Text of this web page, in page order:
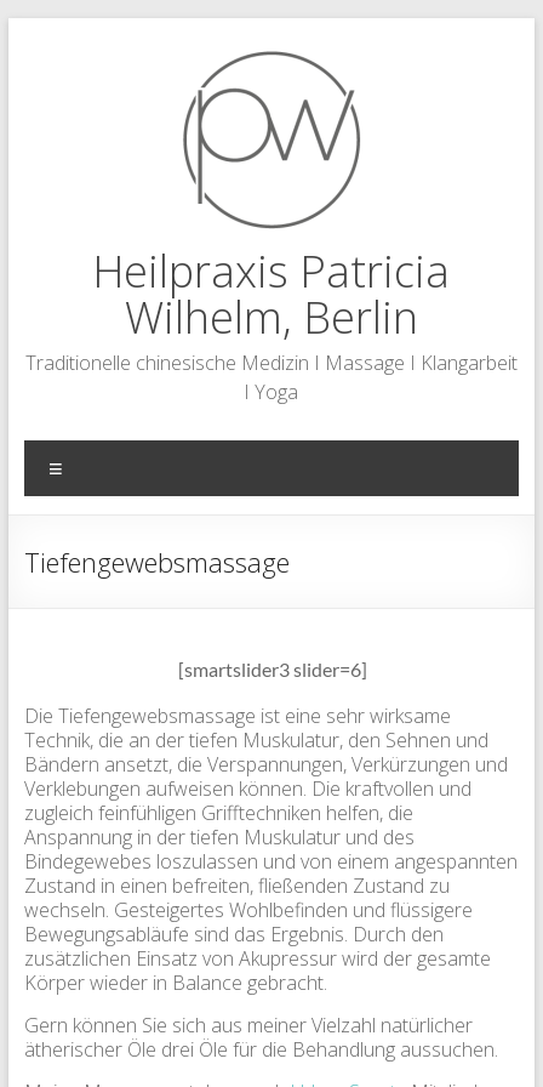
Heilpraxis Patricia
Wilhelm, Berlin
Traditionelle chinesische Medizin I Massage I Klangarbeit
I Yoga
Tiefengewebsmassage
[smartslider3 slider=6]
Die Tiefengewebsmassage ist eine sehr wirksame
Technik, die an der tiefen Muskulatur, den Sehnen und
Bändern ansetzt, die Verspannungen, Verkürzungen und
Verklebungen aufweisen können. Die kraftvollen und
zugleich feinfühligen Grifftechniken helfen, die
Anspannung in der tiefen Muskulatur und des
Bindegewebes loszulassen und von einem angespannten
Zustand in einen befreiten, fließenden Zustand zu
wechseln. Gesteigertes Wohlbefinden und flüssigere
Bewegungsabläufe sind das Ergebnis. Durch den
zusätzlichen Einsatz von Akupressur wird der gesamte
Körper wieder in Balance gebracht.
Gern können Sie sich aus meiner Vielzahl natürlicher
ätherischer Öle drei Öle für die Behandlung aussuchen.